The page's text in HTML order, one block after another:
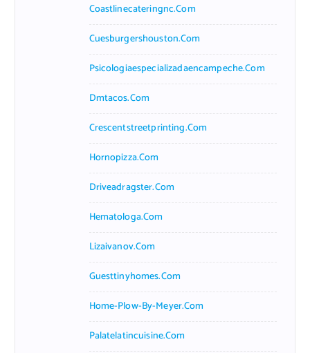
Coastlinecateringnc.com
Cuesburgershouston.com
Psicologiaespecializadaencampeche.com
Dmtacos.com
Crescentstreetprinting.com
Hornopizza.com
Driveadragster.com
Hematologa.com
Lizaivanov.com
Guesttinyhomes.com
Home-Plow-By-Meyer.com
Palatelatincuisine.com